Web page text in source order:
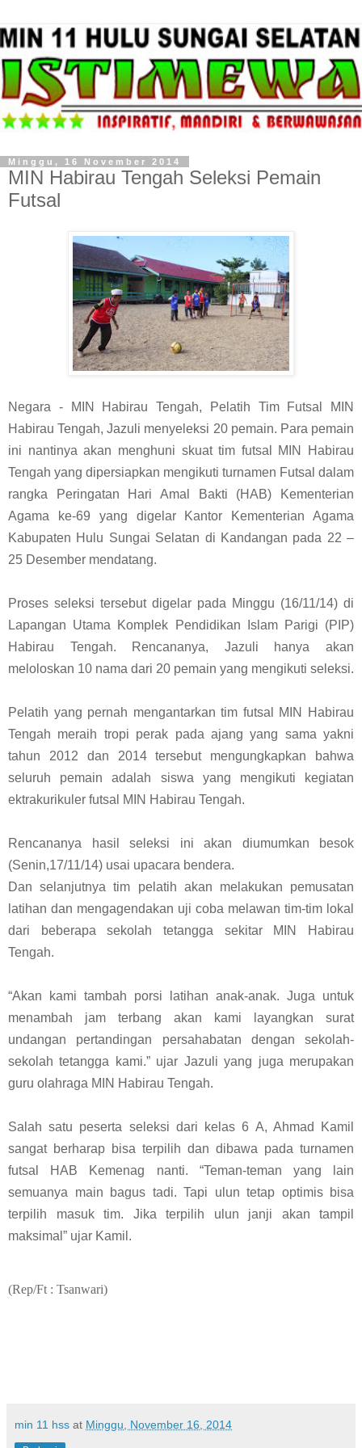
Minggu, 16 November 2014
MIN Habirau Tengah Seleksi Pemain
Futsal
Negara - MIN Habirau Tengah, Pelatih Tim Futsal MIN
Habirau Tengah, Jazuli menyeleksi 20 pemain. Para pemain
ini nantinya akan menghuni skuat tim futsal MIN Habirau
Tengah yang dipersiapkan mengikuti turnamen Futsal dalam
rangka Peringatan Hari Amal Bakti (HAB) Kementerian
Agama ke-69 yang digelar Kantor Kementerian Agama
Kabupaten Hulu Sungai Selatan di Kandangan pada 22 –
25 Desember mendatang.
Proses seleksi tersebut digelar pada Minggu (16/11/14) di
Lapangan Utama Komplek Pendidikan Islam Parigi (PIP)
Habirau Tengah. Rencananya, Jazuli hanya akan
meloloskan 10 nama dari 20 pemain yang mengikuti seleksi.
Pelatih yang pernah mengantarkan tim futsal MIN Habirau
Tengah meraih tropi perak pada ajang yang sama yakni
tahun 2012 dan 2014 tersebut mengungkapkan bahwa
seluruh pemain adalah siswa yang mengikuti kegiatan
ektrakurikuler futsal MIN Habirau Tengah.
Rencananya hasil seleksi ini akan diumumkan besok
(Senin,17/11/14) usai upacara bendera.
Dan selanjutnya tim pelatih akan melakukan pemusatan
latihan dan mengagendakan uji coba melawan tim-tim lokal
dari beberapa sekolah tetangga sekitar MIN Habirau
Tengah.
“Akan kami tambah porsi latihan anak-anak. Juga untuk
menambah jam terbang akan kami layangkan surat
undangan pertandingan persahabatan dengan sekolah-
sekolah tetangga kami.” ujar Jazuli yang juga merupakan
guru olahraga MIN Habirau Tengah.
Salah satu peserta seleksi dari kelas 6 A, Ahmad Kamil
sangat berharap bisa terpilih dan dibawa pada turnamen
futsal HAB Kemenag nanti. “Teman-teman yang lain
semuanya main bagus tadi. Tapi ulun tetap optimis bisa
terpilih masuk tim. Jika terpilih ulun janji akan tampil
maksimal” ujar Kamil.
(Rep/Ft : Tsanwari)
min 11 hss at Minggu, November 16, 2014